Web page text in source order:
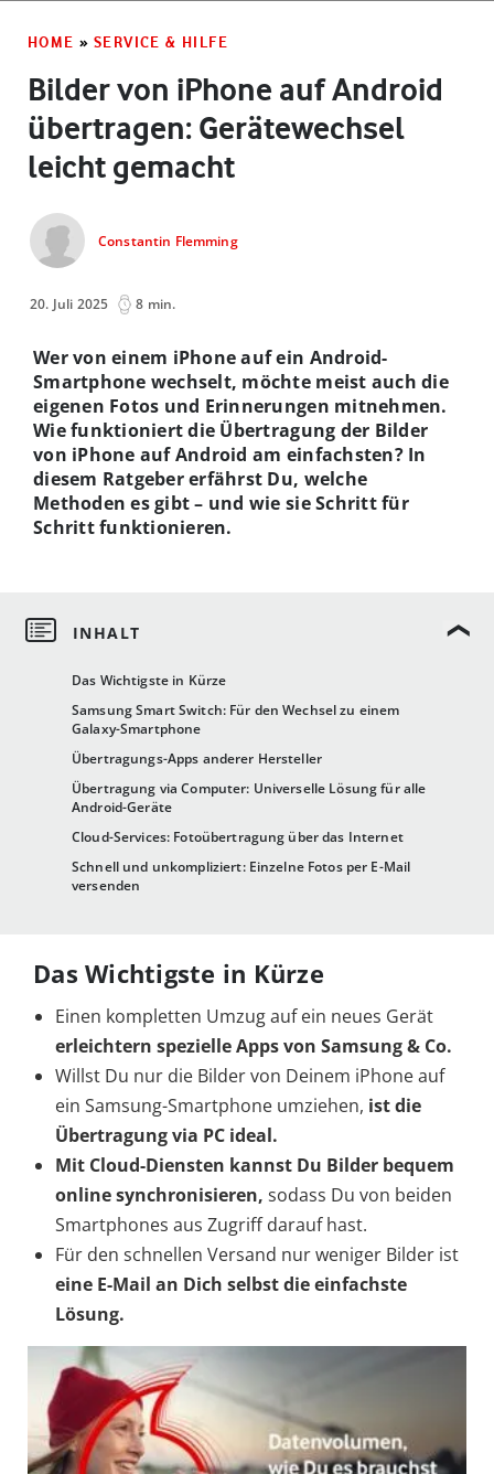
HOME » SERVICE & HILFE
Bilder von iPhone auf Android
übertragen: Gerätewechsel
leicht gemacht
Constantin Flemming
20. Juli 2025 8 min.
Das Wichtigste in Kürze
Samsung Smart Switch: Für den Wechsel zu einem
Galaxy-Smartphone
Übertragungs-Apps anderer Hersteller
Übertragung via Computer: Universelle Lösung für alle
Android-Geräte
Cloud-Services: Fotoübertragung über das Internet
Schnell und unkompliziert: Einzelne Fotos per E-Mail
versenden
Wer von einem iPhone auf ein Android-
Smartphone wechselt, möchte meist auch die
eigenen Fotos und Erinnerungen mitnehmen.
Wie funktioniert die Übertragung der Bilder
von iPhone auf Android am einfachsten? In
diesem Ratgeber erfährst Du, welche
Methoden es gibt – und wie sie Schritt für
Schritt funktionieren.
Das Wichtigste in Kürze
Einen kompletten Umzug auf ein neues Gerät
erleichtern spezielle Apps von Samsung & Co.
Willst Du nur die Bilder von Deinem iPhone auf
ein Samsung-Smartphone umziehen, ist die
Übertragung via PC ideal.
Mit Cloud-Diensten kannst Du Bilder bequem
online synchronisieren, sodass Du von beiden
Smartphones aus Zugriff darauf hast.
Für den schnellen Versand nur weniger Bilder ist
eine E-Mail an Dich selbstdie einfachste
Lösung.